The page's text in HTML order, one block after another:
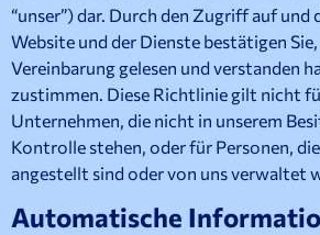
“unser”) dar. Durch den Zugriff auf und
Website und der Dienste bestätigen Sie,
Vereinbarung gelesen und verstanden
zustimmen. Diese Richtlinie gilt nicht
Unternehmen, die nicht in unserem
Kontrolle stehen, oder für Personen,
angestellt sind oder von uns verwaltet
Automatische